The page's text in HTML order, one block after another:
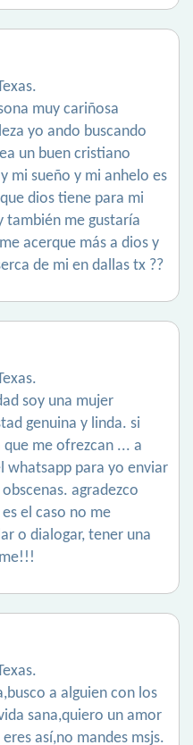
muy cariñosa
yo ando buscando
un buen cristiano
mi sueño y mi anhelo es
dios tiene para mi
también me gustaría
acerque más a dios y
de mi en dallas tx ??
soy una mujer
genuina y linda. si
me ofrezcan ... a
whatsapp para yo enviar
agradezco
el caso no me
o dialogar, tener una
a alguien con los
sana,quiero un amor
así,no mandes msjs.